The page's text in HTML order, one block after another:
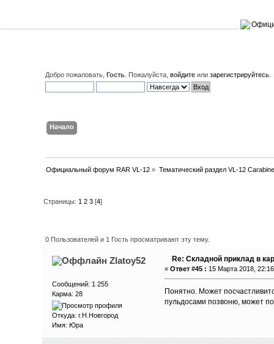
Добро пожаловать, Гость . Пожалуйста, войдите или зарегистрируйтесь
Начало
Официальный форум RAR VL-12 » Тематический раздел VL-12 Carabine
Страницы: 1 2 3 [4]
0 Пользователей и 1 Гость просматривают эту тему.
Zlatoy52
Сообщений: 1 255
Карма: 28
Откуда: г.Н.Новгород
Имя: Юра
Re: Складной приклад в
« Ответ #45 : 15 Марта 2018,
Понятно. Может
пульдосами позвоню, может